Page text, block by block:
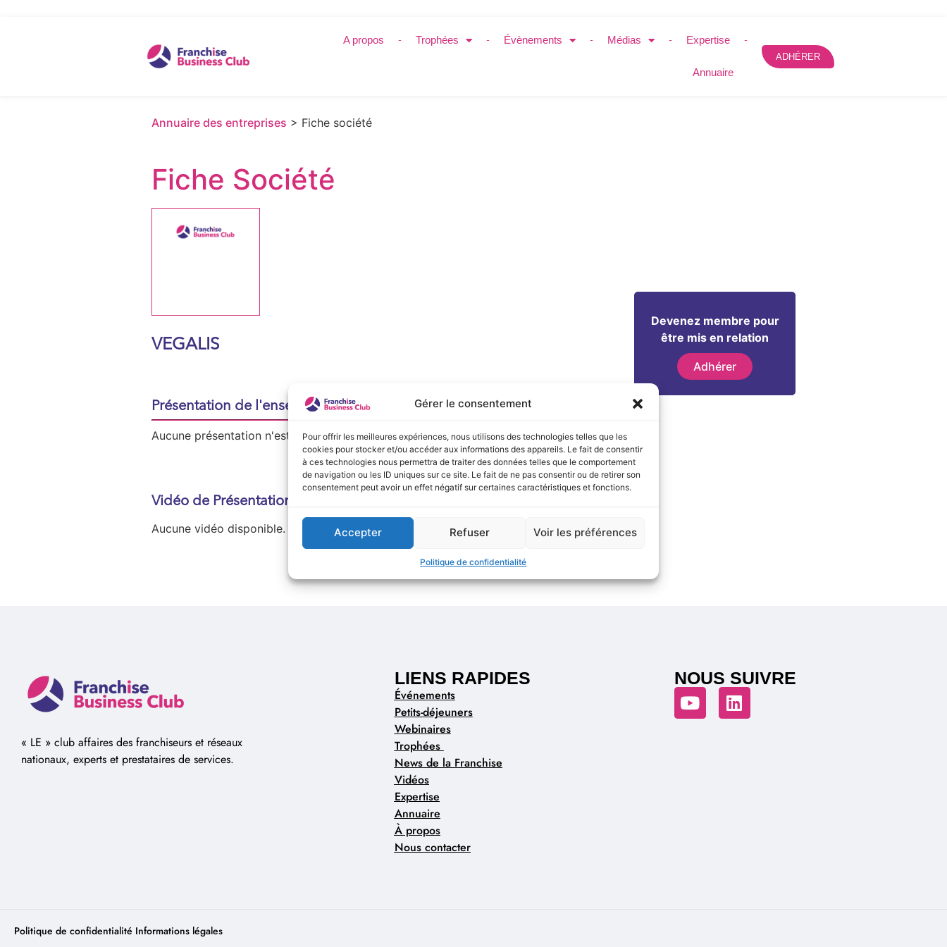
Gérer le consentement
Pour offrir les meilleures expériences, nous utilisons des technologies telles que les
cookies pour stocker et/ou accéder aux informations des appareils. Le fait de consentir
à ces technologies nous permettra de traiter des données telles que le comportement
de navigation ou les ID uniques sur ce site. Le fait de ne pas consentir ou de retirer son
consentement peut avoir un effet négatif sur certaines caractéristiques et fonctions.
Accepter Refuser Voir les préférences
Politique de confidentialité
A propos Trophées Évènements Médias Expertise
Annuaire
ADHÉRER
Annuaire des entreprises > Fiche société
Devenez membre pour
être mis en relation
Adhérer
Fiche Société
VEGALIS
Présentation de l'enseigne :
Aucune présentation n'est disponible actuellement !
Vidéo de Présentation
Aucune vidéo disponible.
« LE » club affaires des franchiseurs et réseaux
nationaux, experts et prestataires de services.
LIENS RAPIDES
Événements
Petits-déjeuners
Webinaires
Trophées
News de la Franchise
Vidéos
Expertise
Annuaire
À propos
Nous contacter
NOUS SUIVRE
Politique de confidentialité Informations légales